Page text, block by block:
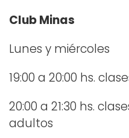
Club Minas
Lunes y miércoles
19:00 a 20:00 hs.
20:00 a 21:30 hs.
adultos